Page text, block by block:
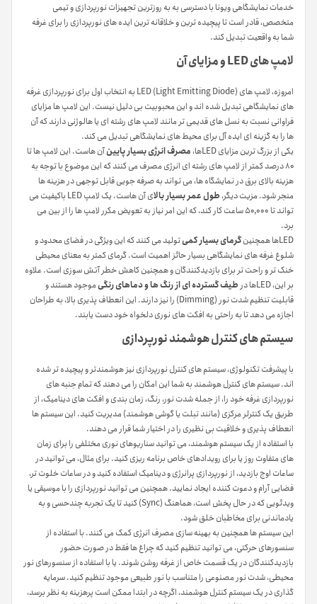
خدمات نمایشگاهی ویونا با دسترسی به به روزترین تجهیزات نورپردازی و تیمی
متخصص، قادر است تا پیچیده ترین و خلاقانه ترین ایده های نورپردازی را برای غرفه
شما به واقعیت تبدیل کند.
لامپ های LED و مزایای آن
امروزه، لامپ های LED (Light Emitting Diode) به انتخاب اول برای نورپردازی غرفه
های نمایشگاهی تبدیل شده اند و این محبوبیت بی دلیل نیست. این لامپ ها مزایای
فراوانی نسبت به نسل های قدیمی تر مانند لامپ های رشته ای یا هالوژنی دارند که آن
ها را به گزینه ای ایده آل برای محیط های نمایشگاهی تبدیل می کند.
یکی از بزرگ ترین مزایای LEDها،
مصرف انرژی بسیار پایینآن هاست. این لامپ ها تا
۸۰ درصد کمتر از لامپ های رشته ای انرژی مصرف می کنند که این موضوع با توجه به
هزینه بالای برق در نمایشگاه ها، می تواند به صرفه جویی قابل توجهی در هزینه ها
منجر شود. مزیت دیگر، طول عمر بسیار بالا
ی آن هاست. یک لامپ LED باکیفیت می
تواند تا ۵۰,۰۰۰ ساعت کار کند، که این امر نیاز به تعویض مکرر لامپ ها را از بین می
برد.
LEDها همچنین
گرمای بسیار کمیتولید می کنند که این ویژگی در فضای محدود و
شلوغ غرفه های نمایشگاهی بسیار حائز اهمیت است. گرمای کمتر به معنای محیطی
خنک تر و راحت تر برای بازدیدکنندگان و همچنین کاهش خطر آتش سوزی است. علاوه
بر این، LEDها در
طیف گسترده ای از رنگ ها و دماهای رنگیموجود هستند و
قابلیت تنظیم شدت نور (Dimming) را نیز دارند. این انعطاف پذیری بالا، به طراحان
اجازه می دهد تا به راحتی به افکت های نوری دلخواه خود دست یابند.
سیستم های کنترل هوشمند نورپردازی
با پیشرفت تکنولوژی، سیستم های کنترل نورپردازی نیز هوشمندتر و پیچیده تر شده
اند. سیستم های کنترل هوشمند به شما این امکان را می دهند که تمام جنبه های
نورپردازی غرفه خود را، از جمله شدت نور، رنگ، زمان بندی و افکت های دینامیک، از
طریق یک کنترلر مرکزی (مانند تبلت یا گوشی هوشمند) مدیریت کنید. این سیستم ها
انعطاف پذیری و خلاقیت بی نظیری را در اختیار شما قرار می دهند.
با استفاده از یک سیستم هوشمند، می توانید سناریوهای نوری مختلفی را برای زمان
های متفاوت روز یا برای رویدادهای خاص برنامه ریزی کنید. برای مثال، می توانید در
ساعات اوج بازدید، از نورپردازی پرانرژی و دینامیک استفاده کنید و در ساعات خلوت تر،
فضایی آرام و دعوت کننده ایجاد نمایید. همچنین می توانید نورپردازی را با موسیقی یا
ویدئویی که در حال پخش است، هماهنگ (Sync) کنید تا یک تجربه چندحسی و به
یادماندنی برای مخاطبان خلق شود.
این سیستم ها همچنین به بهینه سازی مصرف انرژی کمک می کنند. با استفاده از
سنسورهای حرکتی، می توانید تنظیم کنید که چراغ ها فقط در صورت حضور
بازدیدکنندگان در یک قسمت خاص از غرفه روشن شوند. یا با استفاده از سنسورهای نور
محیطی، شدت نور مصنوعی را متناسب با نور طبیعی موجود تنظیم کنید. سرمایه
گذاری در یک سیستم کنترل هوشمند، اگرچه در ابتدا ممکن است پرهزینه به نظر برسد،